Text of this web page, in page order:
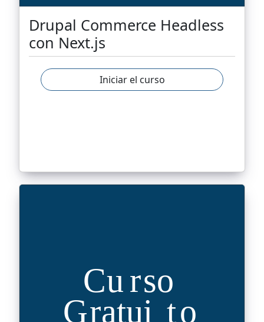
Drupal Commerce Headless
con Next.js
Iniciar el curso